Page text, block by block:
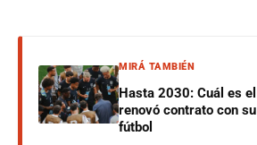
MIRÁ TAMBIÉN
Hasta 2030: Cuál es
renovó contrato con
fútbol